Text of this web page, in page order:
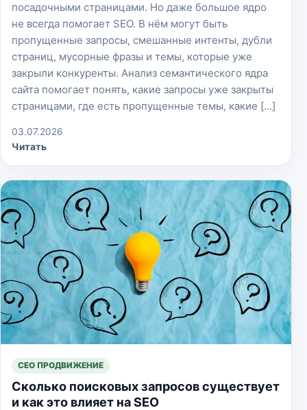
посадочными страницами. Но даже большое ядро
не всегда помогает SEO. В нём могут быть
пропущенные запросы, смешанные интенты, дубли
страниц, мусорные фразы и темы, которые уже
закрыли конкуренты. Анализ семантического ядра
сайта помогает понять, какие запросы уже закрыты
страницами, где есть пропущенные темы, какие […]
03.07.2026
Читать
СЕО ПРОДВИЖЕНИЕ
Сколько поисковых запросов существует
и как это влияет на SEO